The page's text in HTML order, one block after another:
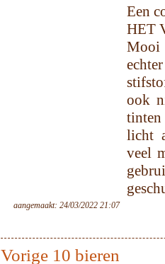
Een
HET
Mooi
ook
licht
veel
aangemaakt: 24/03/2022 21:07
Vorige 10 bieren